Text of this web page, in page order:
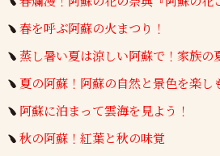
春を呼ぶ阿蘇の火まつり！
蒸し暑い夏は涼しい阿蘇で！家族の
夏の阿蘇！阿蘇の自然と景色を楽し
阿蘇に泊まって雲海を見よう！
秋の阿蘇！紅葉と秋の味覚